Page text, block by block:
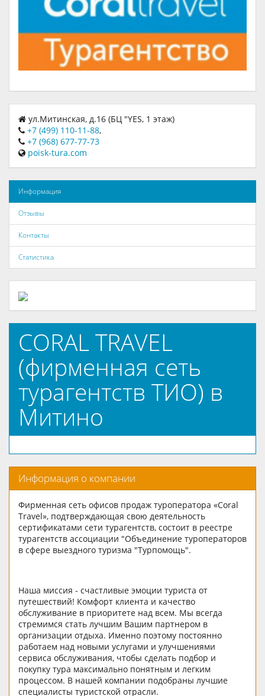
ул.Митинская, д.16 (БЦ "YES, 1 этаж)
+7 (499) 110-11-88,
+7 (968) 677-77-73
poisk-tura.com
Информация
Отзывы
Контакты
Статистика
CORAL TRAVEL
(фирменная сеть
турагентств ТИО) в
Митино
Информация о компании
Фирменная сеть офисов продаж туроператора «Coral
Travel», подтверждающая свою деятельность
сертификатами сети турагентств, состоит в реестре
турагентств ассоциации "Объединение туроператоров
в сфере выездного туризма "Турпомощь".
Наша миссия - счастливые эмоции туриста от
путешествий! Комфорт клиента и качество
обслуживание в приоритете над всем. Мы всегда
стремимся стать лучшим Вашим партнером в
организации отдыха. Именно поэтому постоянно
работаем над новыми услугами и улучшениями
сервиса обслуживания, чтобы сделать подбор и
покупку тура максимально понятным и легким
процессом. В нашей компании подобраны лучшие
специалисты туристской отрасли.